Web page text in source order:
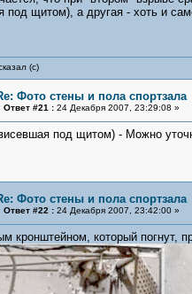
под щитом), а другая - хоть и
(с)
Фото стены и пола спортзала
Ответ #21 : 24 Декабря 2007, 23:29:08 »
под щитом) - Можно
Фото стены и пола спортзала
Ответ #22 : 24 Декабря 2007, 23:42:00 »
кронштейном, который погнут,